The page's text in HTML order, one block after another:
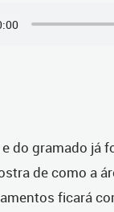
do gramado já
de como a
ficará